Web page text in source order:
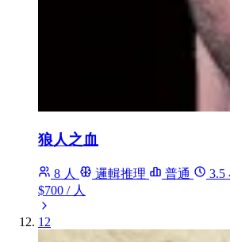
狼人之血
8 人 邏輯推理 普通
3.5
$700 / 人
12